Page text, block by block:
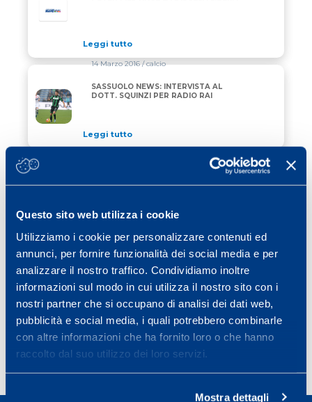
Questo sito web utilizza i cookie
Utilizziamo i cookie per personalizzare contenuti ed
annunci, per fornire funzionalità dei social media e per
analizzare il nostro traffico. Condividiamo inoltre
informazioni sul modo in cui utilizza il nostro sito con i
nostri partner che si occupano di analisi dei dati web,
pubblicità e social media, i quali potrebbero combinarle
con altre informazioni che ha fornito loro o che hanno
raccolto dal suo utilizzo dei loro servizi.
Mostra dettagli
Leggi tutto
SASSUOLO NEWS: INTERVISTA AL DOTT. SQUINZI
14 Marzo 2016/ calcio
SASSUOLO NEWS: INTERVISTA AL
DOTT. SQUINZI PER RADIO RAI
Leggi tutto
GAZPROM RUSVELO OSPITE IN MAPEI SPORT
GAZPROM RUSVELO OSPITE IN MAPEI
SPORT
09 Marzo 2016
MAPEI SPORT E SELLARONDA HERO
2016
Leggi tutto